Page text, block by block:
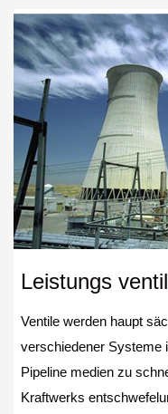
Leistungs ventil
Ventile werden haupt
verschiedener Systeme
Pipeline medien zu
Kraftwerks